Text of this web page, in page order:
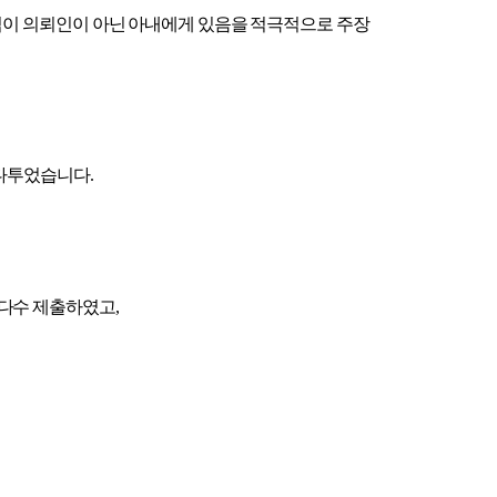
의뢰인이 아닌 아내에게 있음을 적극적으로 주장
투었습니다.
수 제출하였고,